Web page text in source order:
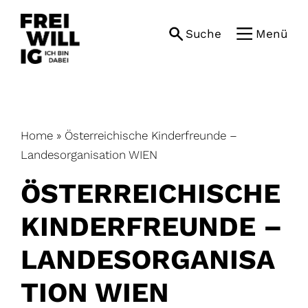
content
Suche Menü
Home » Österreichische Kinderfreunde –
Landesorganisation WIEN
ÖSTERREICHISCHE
KINDERFREUNDE –
LANDESORGANISA
TION WIEN